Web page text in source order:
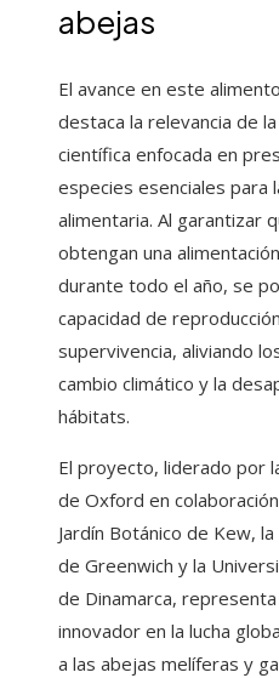
abejas
El avance en este
destaca la relevancia de
científica enfocada en
especies esenciales para
alimentaria. Al garantizar
obtengan una
durante todo el año, se
capacidad de
supervivencia, aliviando
cambio climático y la
hábitats.
El proyecto, liderado por
de Oxford en
Jardín Botánico de Kew,
de Greenwich y la
de Dinamarca, representa
innovador en la lucha
a las abejas melíferas y